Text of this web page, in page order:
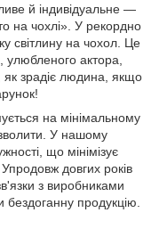
й індивідуальне —
на чохлі». У рекордно
світлину на чохол. Це
актора,
як зрадіє людина, якщо
на мінімальному
У нашому
що мінімізує
довгих років
з виробниками
продукцію.